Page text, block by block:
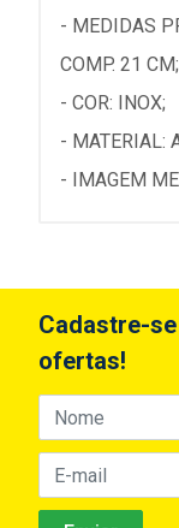
- MEDIDAS
COMP. 21 CM;
- COR: INOX;
- MATERIAL:
- IMAGEM
Cadastre-
ofertas!